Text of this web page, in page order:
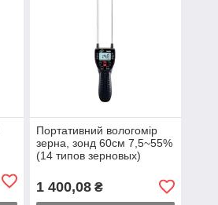
Портативний вологомір
зерна, зонд 60см 7,5~55%
(14 типов зерновых)
1 400,08₴